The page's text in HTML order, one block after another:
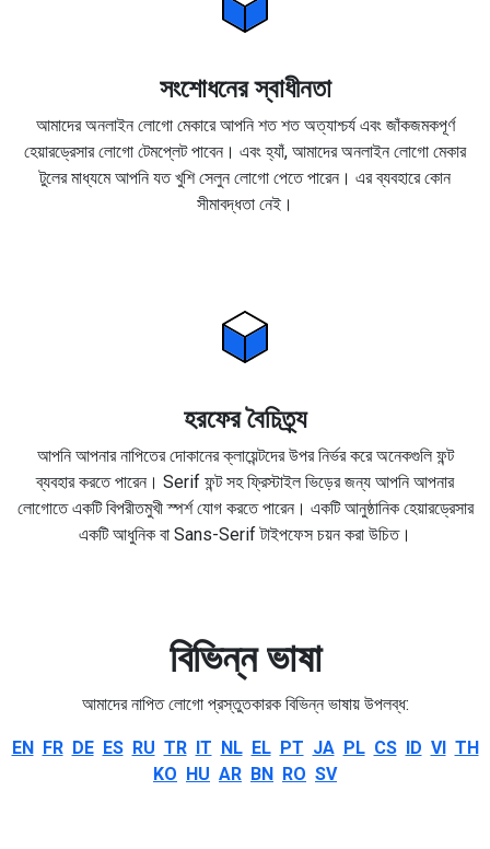
সংশোধনের স্বাধীনতা
আমাদের অনলাইন লোগো মেকারে আপনি শত শত অত্যাশ্চর্য এবং জাঁকজমকপূর্ণ
হেয়ারড্রেসার লোগো টেমপ্লেট পাবেন। এবং হ্যাঁ, আমাদের অনলাইন লোগো মেকার
টুলের মাধ্যমে আপনি যত খুশি সেলুন লোগো পেতে পারেন। এর ব্যবহারে কোন
সীমাবদ্ধতা নেই।
হরফের বৈচিত্র্য
আপনি আপনার নাপিতের দোকানের ক্লায়েন্টদের উপর নির্ভর করে অনেকগুলি ফন্ট
ব্যবহার করতে পারেন। Serif ফন্ট সহ ফ্রিস্টাইল ভিড়ের জন্য আপনি আপনার
লোগোতে একটি বিপরীতমুখী স্পর্শ যোগ করতে পারেন। একটি আনুষ্ঠানিক হেয়ারড্রেসার
একটি আধুনিক বা Sans-Serif টাইপফেস চয়ন করা উচিত।
বিভিন্ন ভাষা
আমাদের নাপিত লোগো প্রস্তুতকারক বিভিন্ন ভাষায় উপলব্ধ:
EN FR DE ES RU TR IT NL EL PT JA PL CS ID VI TH
KO HU AR BN RO SV